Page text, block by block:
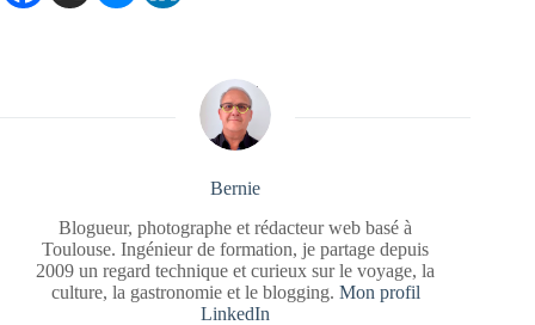
Bernie
Blogueur, photographe et rédacteur web basé à
Toulouse. Ingénieur de formation, je partage depuis
2009 un regard technique et curieux sur le voyage, la
culture, la gastronomie et le blogging. Mon profil
LinkedIn